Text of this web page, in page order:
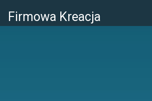
Firmowa Kreacja